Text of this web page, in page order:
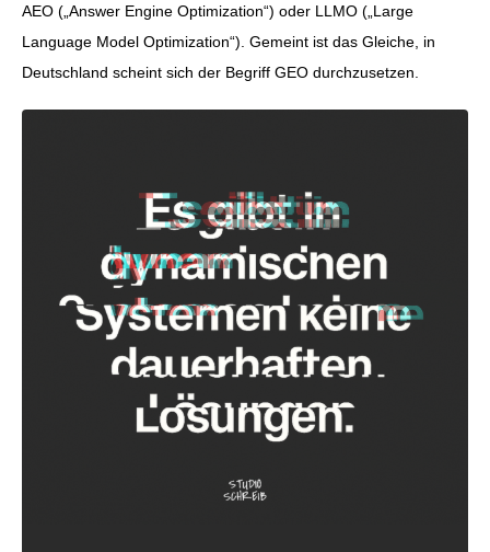
AEO („Answer Engine Optimization“) oder LLMO („Large
Language Model Optimization“). Gemeint ist das Gleiche, in
Deutschland scheint sich der Begriff GEO durchzusetzen.